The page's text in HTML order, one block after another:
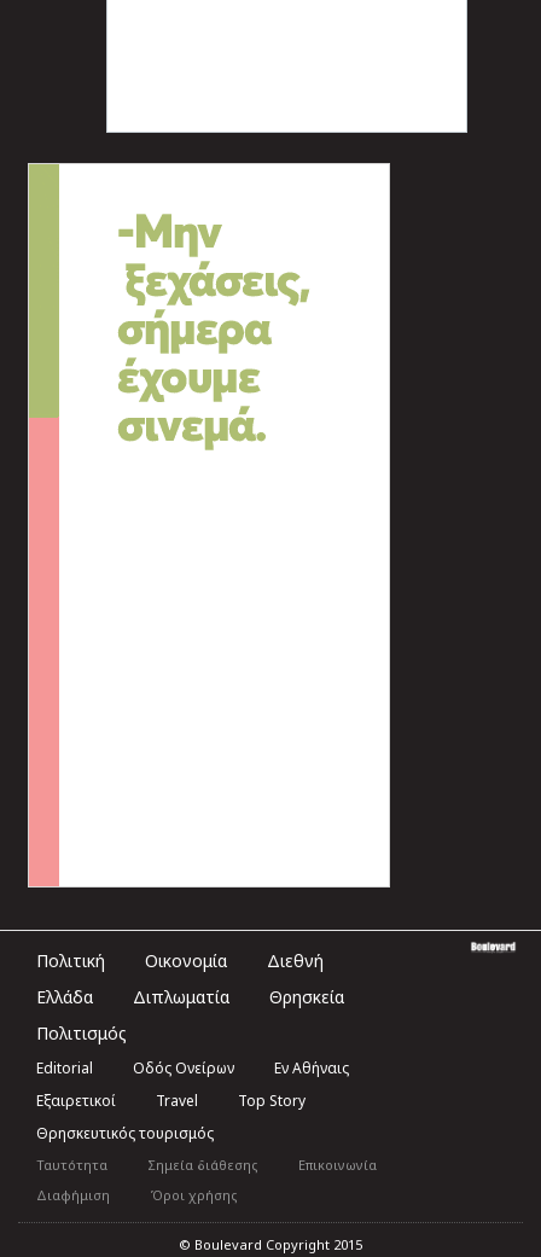
Πολιτική Οικονομία
Διεθνή
Ελλάδα
Διπλωματία
Θρησκεία
Πολιτισμός
Editorial Οδός Ονείρων
Εν Αθήναις
Εξαιρετικοί
Travel
Top Story
Θρησκευτικός τουρισμός
Ταυτότητα Σημεία διάθεσης
Επικοινωνία
Διαφήμιση
Όροι χρήσης
© Boulevard Copyright 2015